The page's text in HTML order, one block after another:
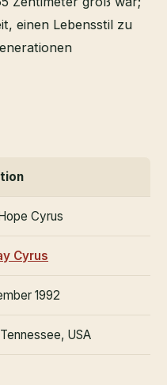
einen Lebensstil zu
Cyrus
Cyrus
1992
USA